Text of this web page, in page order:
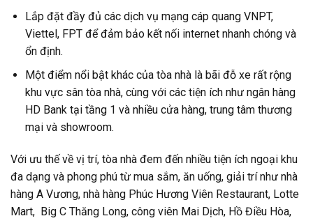
Lắp đặt đầy đủ các dịch vụ mạng cáp quang VNPT,
Viettel, FPT để đảm bảo kết nối internet nhanh chóng và
ổn định.
Một điểm nổi bật khác của tòa nhà là bãi đỗ xe rất rộng
khu vực sân tòa nhà, cùng với các tiện ích như ngân hàng
HD Bank tại tầng 1 và nhiều cửa hàng, trung tâm thương
mại và showroom.
Với ưu thế về vị trí, tòa nhà đem đến nhiều tiện ích ngoại khu
đa dạng và phong phú từ mua sắm, ăn uống, giải trí như nhà
hàng A Vương, nhà hàng Phúc Hương Viên Restaurant, Lotte
Mart, Big C Thăng Long, công viên Mai Dịch, Hồ Điều Hòa,